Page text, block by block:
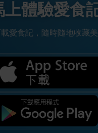
上體驗愛食
愛食記，隨時隨地收藏美